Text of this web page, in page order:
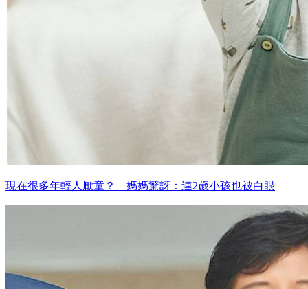
現在很多年輕人厭童？ 媽媽驚訝：連2歲小孩也被白眼